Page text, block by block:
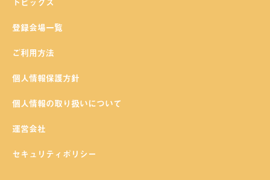
登録会場一覧
ご利用方法
個人情報保護方針
個人情報の取り扱いについて
運営会社
セキュリティポリシー